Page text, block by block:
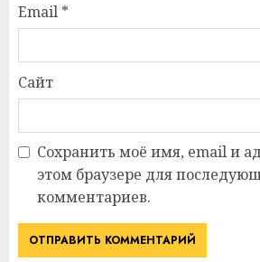
Email *
Сайт
Сохранить моё имя, email и
этом браузере для
комментариев.